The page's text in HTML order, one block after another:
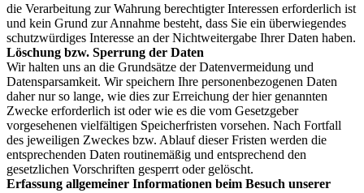
die Verarbeitung zur Wahrung berechtigter Interessen erforderlich ist
und kein Grund zur Annahme besteht, dass Sie ein überwiegendes
schutzwürdiges Interesse an der Nichtweitergabe Ihrer Daten haben.
Löschung bzw. Sperrung der Daten
Wir halten uns an die Grundsätze der Datenvermeidung und
Datensparsamkeit. Wir speichern Ihre personenbezogenen Daten
daher nur so lange, wie dies zur Erreichung der hier genannten
Zwecke erforderlich ist oder wie es die vom Gesetzgeber
vorgesehenen vielfältigen Speicherfristen vorsehen. Nach Fortfall
des jeweiligen Zweckes bzw. Ablauf dieser Fristen werden die
entsprechenden Daten routinemäßig und entsprechend den
gesetzlichen Vorschriften gesperrt oder gelöscht.
Erfassung allgemeiner Informationen beim Besuch unserer